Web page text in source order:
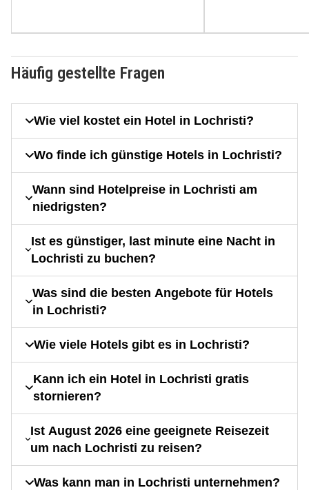
Häufig gestellte Fragen
Wie viel kostet ein Hotel in Lochristi?
Wo finde ich günstige Hotels in Lochristi?
Wann sind Hotelpreise in Lochristi am
niedrigsten?
Ist es günstiger, last minute eine Nacht in
Lochristi zu buchen?
Was sind die besten Angebote für Hotels
in Lochristi?
Wie viele Hotels gibt es in Lochristi?
Kann ich ein Hotel in Lochristi gratis
stornieren?
Ist August 2026 eine geeignete Reisezeit
um nach Lochristi zu reisen?
Was kann man in Lochristi unternehmen?